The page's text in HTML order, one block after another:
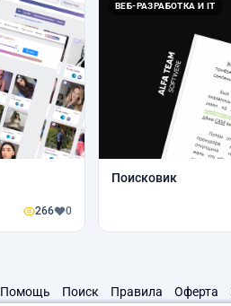
266 0
ВЕБ-РАЗРАБОТКА И IT
Поисковик
Помощь Поиск Правила Оферта